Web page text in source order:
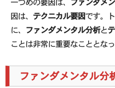
一つめの要因は、 ファンダメ
因は、 テクニカル要因です。
に、 ファンダメンタル分析と
ことは非常に重要なこととなっ
ファンダメンタル分